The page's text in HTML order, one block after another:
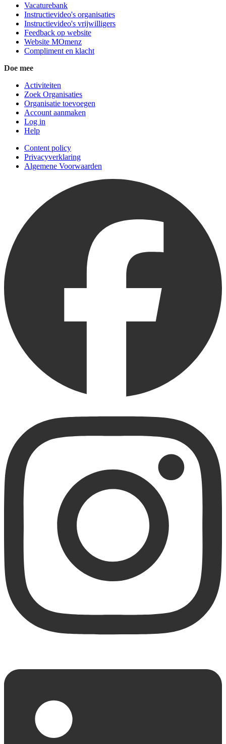
Vacaturebank
Instructievideo's organisaties
Instructievideo's vrijwilligers
Feedback op website
Website MOmenz
Compliment en klacht
Doe mee
Activiteiten
Zoek Organisaties
Organisatie toevoegen
Account aanmaken
Log in
Help
Content policy
Privacyverklaring
Algemene Voorwaarden